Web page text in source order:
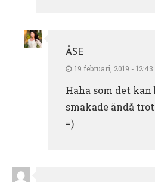
ÅSE
19 februari, 2019 - 12:43
Haha som det kan
smakade ändå
=)